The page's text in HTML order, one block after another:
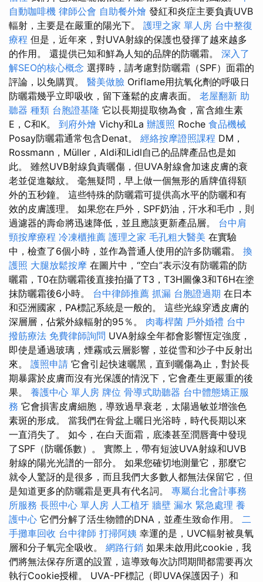
自動咖啡機 律師公會 自助餐外燴 發紅和炎症主要負責UVB
輻射，主要是在嚴重的陽光下。 護理之家 單人房 台中整復
療程 但是，近年來，對UVA射線的保護也發揮了越來越多
的作用。 還提供已知和鮮為人知的品牌的防曬霜。 深入了
解SEO的核心概念 選擇時，請考慮對防曬霜（SPF）面霜的
評論，以免購買。 醫美做臉 Oriflame用抗氧化劑的呼吸日
防曬霜幾乎立即吸收，留下蓬鬆的皮膚表面。 老屋翻新 助
聽器 種類 台胞證基隆 它以長期提取物為食，富含維生素
E，C和K。 到府外燴 Vichy和La 辦護照 Roche 食品機械
Posay防曬霜通常包含Denat。 經絡按摩證照課程 DM，
Rossmann，Müller，Aldi和Lidl自己的品牌產品也是如
此。 雖然UVB射線負責曬傷，但UVA射線會加速皮膚的衰
老並促進皺紋。 毫無疑問，早上做一個無形的盾牌值得額
外的五秒鐘。 這些特殊的防曬霜可提供高水平的防曬和有
效的皮膚護理。 如果您在戶外，SPF奶油，汗水和毛巾，則
過濾器的壽命將迅速降低，並且應該更新產品層。 台中肩
頸按摩療程 冷凍櫃推薦 護理之家 毛孔粗大醫美 在實驗
中，檢查了6個小時，並作為普通人使用的許多防曬霜。 換
護照 大腿放鬆按摩 在圖片中，“空白”表示沒有防曬霜的防
曬霜，T0在防曬霜後直接拍攝了T3，T3H圖像3和T6H在塗
抹防曬霜後6小時。 台中律師推薦 抓漏 台胞證過期 在日本
和亞洲國家，PA標記系統是一般的。 這些光線穿透皮膚的
深層層，佔紫外線輻射的95％。 肉毒桿菌 戶外婚禮 台中
撥筋療法 免費律師詢問 UVA射線全年都會影響恆定強度，
即使是通過玻璃，煙霧或云層影響，並從雪和沙子中反射出
來。 護照申請 它會引起快速曬黑，直到曬傷為止，對於長
期暴露於皮膚而沒有光保護的情況下，它會產生更嚴重的後
果。 養護中心 單人房 牌位 骨導式助聽器 台中體態矯正服
務 它會損害皮膚細胞，導致過早衰老，太陽過敏並增強色
素斑的形成。 當我們在骨盆上曬日光浴時，時代長期以來
一直消失了。 如今，在白天面霜，底漆甚至潤唇膏中發現
了SPF（防曬係數）。 實際上，帶有短波UVA射線和UVB
射線的陽光光譜的一部分。 如果您確切地測量它，那麼它
就令人驚訝的是很多，而且我們大多數人都無法保留它，但
是知道更多的防曬霜是更具有代名詞。 專屬台北會計事務
所服務 長照中心 單人房 人工植牙 牆壁 漏水 緊急處理 養
護中心 它們分解了活生物體的DNA，並產生致命作用。 二
手攤車回收 台中律師 打掃阿姨 幸運的是，UVC輻射被臭氧
層和分子氧完全吸收。 網路行銷 如果未啟用此cookie，我
們將無法保存所選的設置，這導致每次訪問期間都需要再次
執行Cookie授權。 UVA-PF標記（即UVA保護因子）和